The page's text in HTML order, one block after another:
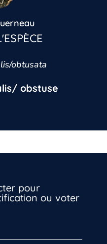
obtusata
obstuse
pour
ou voter